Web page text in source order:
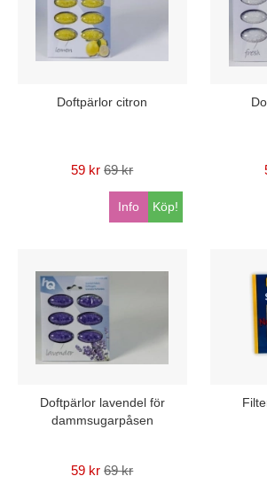
Doftpärlor citron
59 kr 69 kr
Köp!
Info
Doftpärlor lavendel för
dammsugarpåsen
59 kr 69 kr